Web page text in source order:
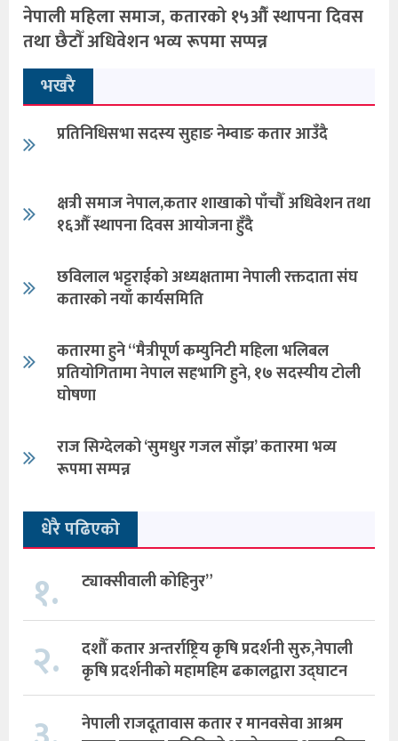
नेपाली महिला समाज, कतारको १५औँ स्थापना दिवस
तथा छैटौँ अधिवेशन भव्य रूपमा सप्पन्न
भखरै
प्रतिनिधिसभा सदस्य सुहाङ नेम्वाङ कतार आउँदै
क्षत्री समाज नेपाल,कतार शाखाको पाँचौँ अधिवेशन तथा
१६औँ स्थापना दिवस आयोजना हुँदै
छविलाल भट्टराईको अध्यक्षतामा नेपाली रक्तदाता संघ
कतारको नयाँ कार्यसमिति
कतारमा हुने “मैत्रीपूर्ण कम्युनिटी महिला भलिबल
प्रतियोगितामा नेपाल सहभागि हुने, १७ सदस्यीय टोली
घोषणा
राज सिग्देलको ‘सुमधुर गजल साँझ’ कतारमा भव्य
रूपमा सम्पन्न
धेरै पढिएको
१. ट्याक्सीवाली कोहिनुर”
२.
दशौँ कतार अन्तर्राष्ट्रिय कृषि प्रदर्शनी सुरु,नेपाली
कृषि प्रदर्शनीको महामहिम ढकालद्वारा उद्घाटन
नेपाली राजदूतावास कतार र मानवसेवा आश्रम